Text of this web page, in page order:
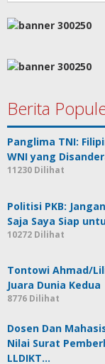
Berita
Panglima TNI:
WNI yang
11230 Dilihat
Politisi PKB:
Saja Saya Siap
10272 Dilihat
Tontowi Ahmad/
Juara Dunia Kedua
8776 Dilihat
Dosen Dan
Nilai Surat
LLDIKT…